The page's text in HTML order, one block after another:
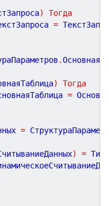
)
Тогда
=
.
)
Тогда
=
=
) = Тип